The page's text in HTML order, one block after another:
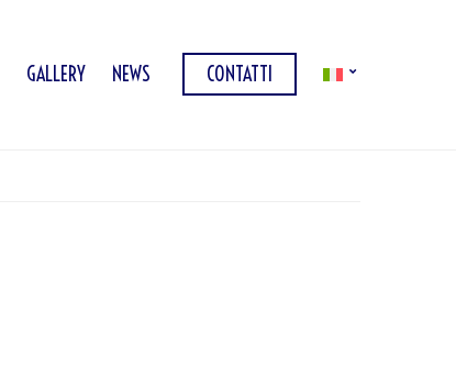
GALLERY NEWS CONTATTI